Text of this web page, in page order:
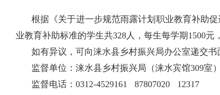
根据《关于进一步规范雨露计划职业教育补助
业教育补助标准的学生共328人，每生每学期1500
如有异议，可向涞水县乡村振兴局办公室递交
监督单位：涞水县乡村振兴局（涞水宾馆309室
监督电话：0312-4529161 87807020 12317